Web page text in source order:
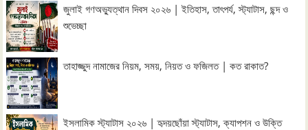
জুলাই গণঅভ্যুত্থান দিবস ২০২৬ | ইতিহাস, তাৎপর্য, স্ট্যাটাস, ছন্দ ও
শুভেচ্ছা
তাহাজ্জুদ নামাজের নিয়ম, সময়, নিয়ত ও ফজিলত | কত রাকাত?
ইসলামিক স্ট্যাটাস ২০২৬ | হৃদয়ছোঁয়া স্ট্যাটাস, ক্যাপশন ও উক্তি